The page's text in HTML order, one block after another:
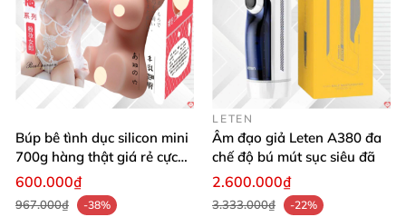
thủ dâm chuyên nghiệp, an toànvà đáng tin cậy –
hãy trải nghiệm ngay siêu phẩm đến từ Nhật Bản
này!
Búp bê tình dục silicon mini
700g hàng thật giá rẻ cực
sướng
600.000₫
967.000₫
-38%
LETEN
Âm đạo giả Leten A380 đa
chế độ bú mút sục siêu đã
2.600.000₫
3.333.000₫
-22%